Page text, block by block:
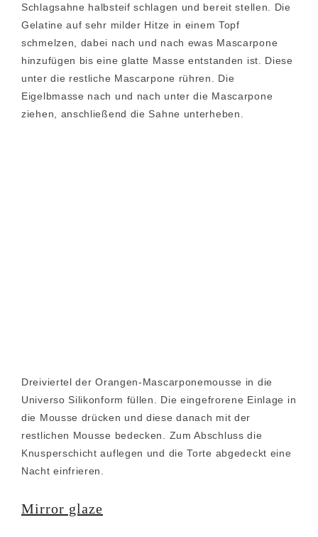
Schlagsahne halbsteif schlagen und bereit stellen. Die
Gelatine auf sehr milder Hitze in einem Topf
schmelzen, dabei nach und nach ewas Mascarpone
hinzufügen bis eine glatte Masse entstanden ist. Diese
unter die restliche Mascarpone rühren. Die
Eigelbmasse nach und nach unter die Mascarpone
ziehen, anschließend die Sahne unterheben.
Dreiviertel der Orangen-Mascarponemousse in die
Universo Silikonform füllen. Die eingefrorene Einlage in
die Mousse drücken und diese danach mit der
restlichen Mousse bedecken. Zum Abschluss die
Knusperschicht auflegen und die Torte abgedeckt eine
Nacht einfrieren.
Mirror glaze